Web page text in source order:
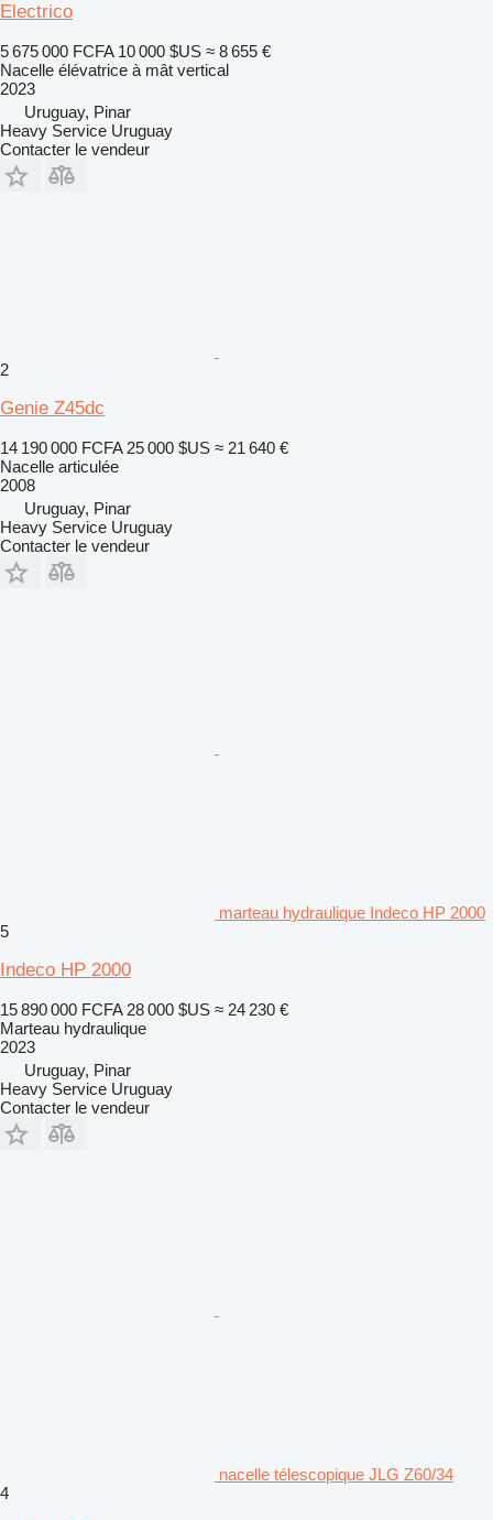
Electrico
5 675 000 FCFA 10 000 $US ≈ 8 655 €
Nacelle élévatrice à mât vertical
2023
Uruguay, Pinar
Heavy Service Uruguay
Contacter le vendeur
2
Genie Z45dc
14 190 000 FCFA 25 000 $US ≈ 21 640 €
Nacelle articulée
2008
Uruguay, Pinar
Heavy Service Uruguay
Contacter le vendeur
marteau hydraulique Indeco HP 2000
5
Indeco HP 2000
15 890 000 FCFA 28 000 $US ≈ 24 230 €
Marteau hydraulique
2023
Uruguay, Pinar
Heavy Service Uruguay
Contacter le vendeur
nacelle télescopique JLG Z60/34
4